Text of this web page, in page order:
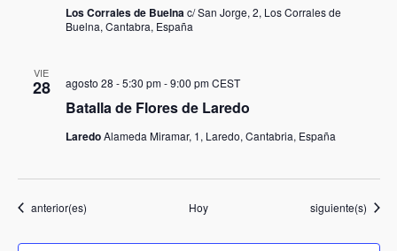
Los Corrales de Buelnac/ San Jorge, 2, Los Corrales de
Buelna, Cantabra, España
VIE
28
Batalla de Flores de Laredo
agosto 28 - 5:30 pm-9:00 pm CEST
LaredoAlameda Miramar, 1, Laredo, Cantabria, España
Eventos
anterior(es) Hoy Eventos
siguiente(s)